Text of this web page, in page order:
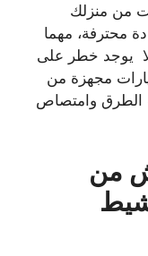
من منزلك
محترفة، مهما
يوجد خطر على
مجهزة من
الطرق وامتصاص
من